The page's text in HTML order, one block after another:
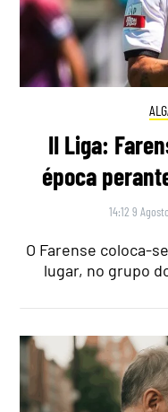
II Liga:
época
14:12 9
O Farense coloca-
lugar, no grupo